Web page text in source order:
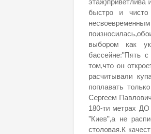
этаж)приветлива
быстро и
несвоевременным
выбором как
бассейне:"Пять
том,что он
расчитывали
поплавать
Сергеем
180-ти метрах
"Киев",а не
столовая.К